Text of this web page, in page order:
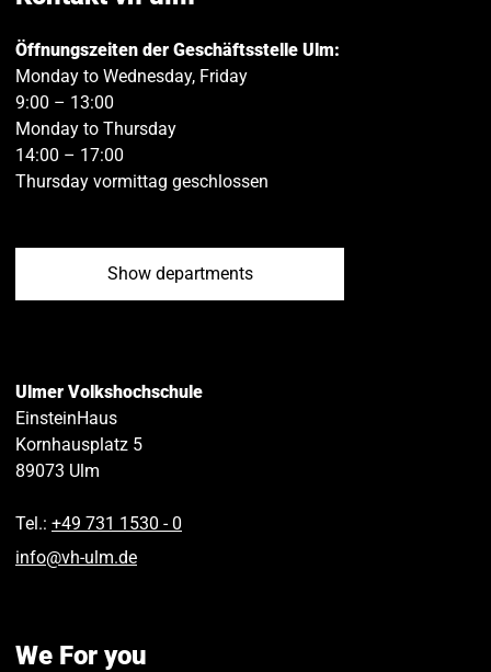
Öffnungszeiten der Geschäftsstelle Ulm:
Monday to Wednesday, Friday
9:00 – 13:00
Monday to Thursday
14:00 – 17:00
Thursday vormittag geschlossen
Show departments
Ulmer Volkshochschule
EinsteinHaus
Kornhausplatz 5
89073 Ulm
Tel.: +49 731 1530 ‑ 0
info@vh-ulm.de
We For you